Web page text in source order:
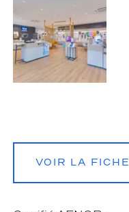
VOIR LA FICHE